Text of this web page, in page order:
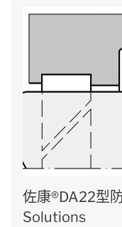
佐康®DA22型
Solutions